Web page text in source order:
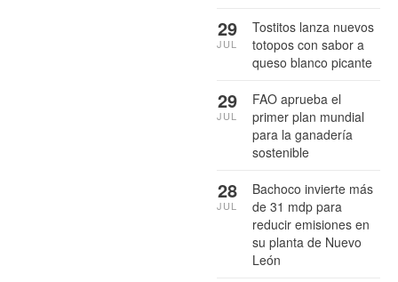
Tostitos lanza nuevos
totopos con sabor a
queso blanco picante
29
JUL
FAO aprueba el
primer plan mundial
para la ganadería
sostenible
29
JUL
Bachoco invierte más
de 31 mdp para
reducir emisiones en
su planta de Nuevo
León
28
JUL